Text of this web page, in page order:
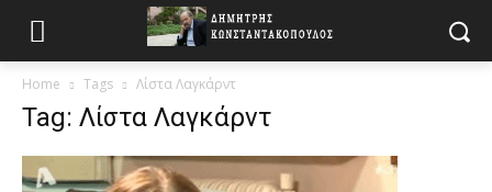
Home Tags Λίστα Λαγκάρντ
Tag: Λίστα Λαγκάρντ